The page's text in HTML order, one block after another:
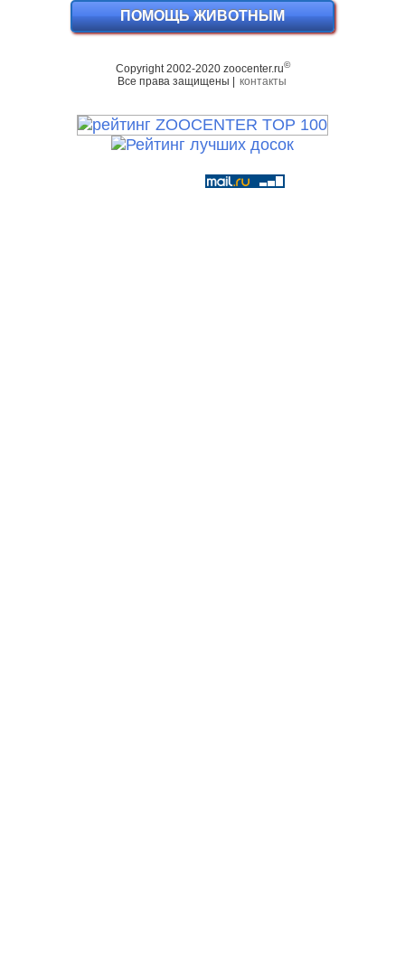
ПОМОЩЬ ЖИВОТНЫМ
Copyright 2002-2020 zoocenter.ru©
Все права защищены | контакты